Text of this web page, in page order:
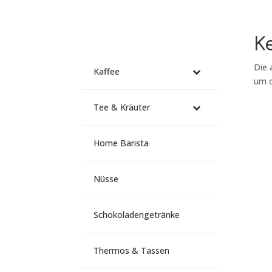
Kaffee
Tee & Kräuter
–
Home Barista
Nüsse
–
Schokoladengetränke
–
Thermos & Tassen
Die
um